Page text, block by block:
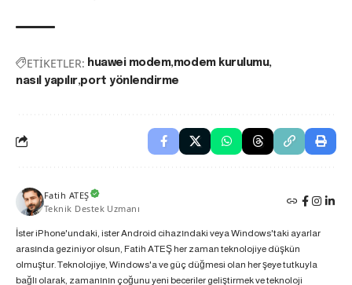
ETİKETLER: huawei modem modem kurulumu
nasıl yapılır port yönlendirme
Fatih ATEŞ
Teknik Destek Uzmanı
İster iPhone'undaki, ister Android cihazındaki veya Windows'taki ayarlar
arasında geziniyor olsun, Fatih ATEŞ her zaman teknolojiye düşkün
olmuştur. Teknolojiye, Windows'a ve güç düğmesi olan her şeye tutkuyla
bağlı olarak, zamanının çoğunu yeni beceriler geliştirmek ve teknoloji